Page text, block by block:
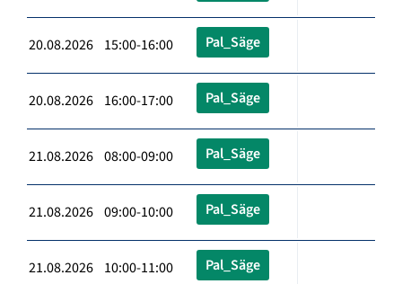
20.08.2026 15:00-16:00 Pal_Säge
20.08.2026 16:00-17:00 Pal_Säge
21.08.2026 08:00-09:00 Pal_Säge
21.08.2026 09:00-10:00 Pal_Säge
21.08.2026 10:00-11:00 Pal_Säge